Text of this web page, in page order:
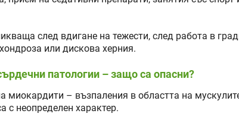
след вдигане на тежести, след работа в
или дискова херния.
патологии – защо са опасни?
миокардити – възпаления в областта на
с неопределен характер.